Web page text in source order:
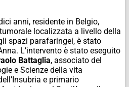
anni, residente in Belgio,
localizzata a livello della
spazi parafaringei, è stato
L’intervento è stato eseguito
Battaglia, associato del
e Scienze della vita
e primario